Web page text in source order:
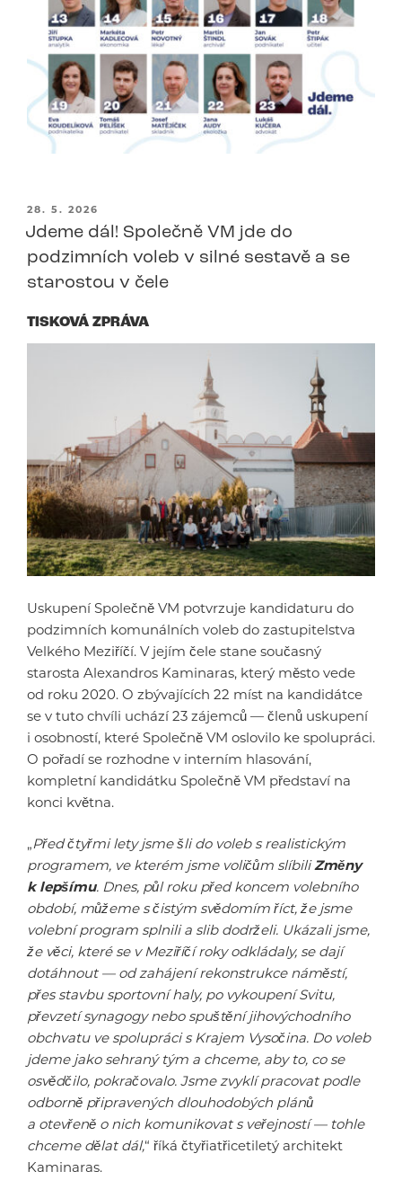
PUBLIKOVÁNO
28. 5. 2026
Jdeme dál! Společně VM jde do
podzimních voleb v silné sestavě a se
starostou v čele
TISKOVÁ ZPRÁVA
Uskupení Společně VM potvrzuje kandidaturu do
podzimních komunálních voleb do zastupitelstva
Velkého Meziříčí. V jejím čele stane současný
starosta Alexandros Kaminaras, který město vede
od roku 2020. O zbývajících 22 míst na kandidátce
se v tuto chvíli uchází 23 zájemců — členů uskupení
i osobností, které Společně VM oslovilo ke spolupráci.
O pořadí se rozhodne v interním hlasování,
kompletní kandidátku Společně VM představí na
konci května.
„Před čtyřmi lety jsme šli do voleb s realistickým
programem, ve kterém jsme voličům slíbiliZměny
k lepšímu. Dnes, půl roku před koncem volebního
období, můžeme s čistým svědomím říct, že jsme
volební program splnili a slib dodrželi. Ukázali jsme,
že věci, které se v Meziříčí roky odkládaly, se dají
dotáhnout — od zahájení rekonstrukce náměstí,
přes stavbu sportovní haly, po vykoupení Svitu,
převzetí synagogy nebo spuštění jihovýchodního
obchvatu ve spolupráci s Krajem Vysočina. Do voleb
jdeme jako sehraný tým a chceme, aby to, co se
osvědčilo, pokračovalo. Jsme zvyklí pracovat podle
odborně připravených dlouhodobých plánů
a otevřeně o nich komunikovat s veřejností — tohle
chceme dělat dál,“ říká čtyřiatřicetiletý architekt
Kaminaras.